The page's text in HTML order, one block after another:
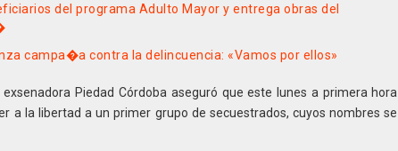
del programa Adulto Mayor y entrega obras del
campa�a contra la delincuencia: «Vamos por ellos»
Piedad Córdoba aseguró que este lunes a primera hora
a la libertad a un primer grupo de secuestrados, cuyos nombres se